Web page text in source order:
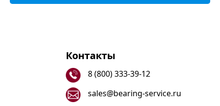
Контакты
8 (800) 333-39-12
sales@bearing-service.ru